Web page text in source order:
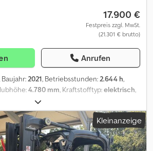
17.900 €
Festpreis zzgl. MwSt.
(21.301 € brutto)
Anrufen
, Baujahr: 2021, Betriebsstunden: 2.644 h,
4.780 mm , Kraftstofftyp:elektrisch
2.170 mm
x 50 x 10 SE, Hinterreifengröße:16 x 6 x 8
Seitenschieber,
3. Ventil, 4. Ventil,
Waage, Safety Light, Cedpfszrzu
Kleinanzeige